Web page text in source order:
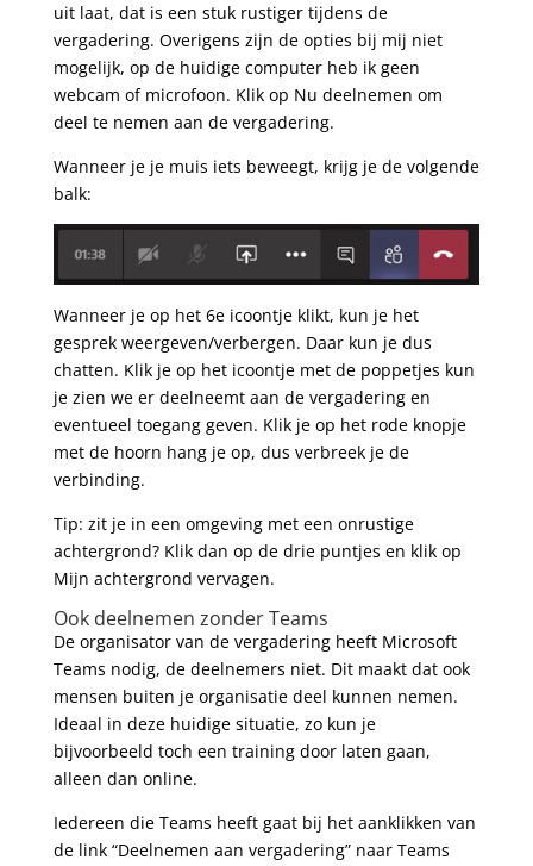
uit laat, dat is een stuk rustiger tijdens de
vergadering. Overigens zijn de opties bij mij niet
mogelijk, op de huidige computer heb ik geen
webcam of microfoon. Klik op Nu deelnemen om
deel te nemen aan de vergadering.
Wanneer je je muis iets beweegt, krijg je de volgende
balk:
Wanneer je op het 6e icoontje klikt, kun je het
gesprek weergeven/verbergen. Daar kun je dus
chatten. Klik je op het icoontje met de poppetjes kun
je zien we er deelneemt aan de vergadering en
eventueel toegang geven. Klik je op het rode knopje
met de hoorn hang je op, dus verbreek je de
verbinding.
Tip: zit je in een omgeving met een onrustige
achtergrond? Klik dan op de drie puntjes en klik op
Mijn achtergrond vervagen.
Ook deelnemen zonder Teams
De organisator van de vergadering heeft Microsoft
Teams nodig, de deelnemers niet. Dit maakt dat ook
mensen buiten je organisatie deel kunnen nemen.
Ideaal in deze huidige situatie, zo kun je
bijvoorbeeld toch een training door laten gaan,
alleen dan online.
Iedereen die Teams heeft gaat bij het aanklikken van
de link “Deelnemen aan vergadering” naar Teams